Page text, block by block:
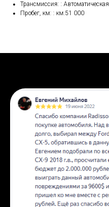
Трансмиссия: : Автоматическая
Пробег, км: : км.51 000